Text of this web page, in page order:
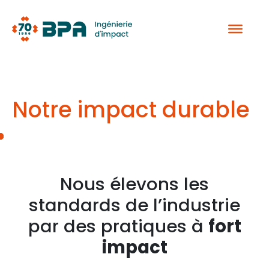
contenu
Notre impact durable
Nous élevons les
standards de l’industrie
par des pratiques à fort
impact